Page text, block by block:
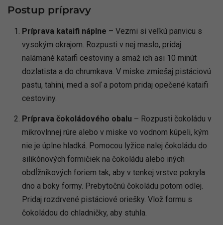
Postup prípravy
Príprava kataifi náplne – Vezmi si veľkú panvicu s
vysokým okrajom. Rozpusti v nej maslo, pridaj
nalámané kataifi cestoviny a smaž ich asi 10 minút
dozlatista a do chrumkava. V miske zmiešaj pistáciovú
pastu, tahini, med a soľ a potom pridaj opečené kataifi
cestoviny.
Príprava čokoládového obalu – Rozpusti čokoládu v
mikrovlnnej rúre alebo v miske vo vodnom kúpeli, kým
nie je úplne hladká. Pomocou lyžice nalej čokoládu do
silikónových formičiek na čokoládu alebo iných
obdĺžnikových foriem tak, aby v tenkej vrstve pokryla
dno a boky formy. Prebytočnú čokoládu potom odlej.
Pridaj rozdrvené pistáciové oriešky. Vlož formu s
čokoládou do chladničky, aby stuhla.